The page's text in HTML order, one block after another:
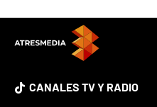
CANALES TV Y RADIO